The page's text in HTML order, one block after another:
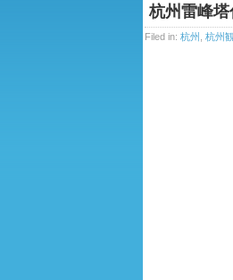
杭州雷峰塔
Filed in: 杭州 杭州